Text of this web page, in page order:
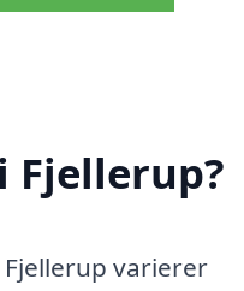
Fjellerup?
Fjellerup varierer